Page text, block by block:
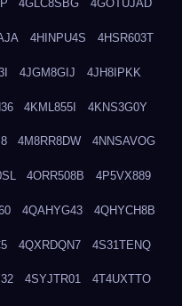
4GLC8SBG 4GOTUJAD
4HINPU4S 4HSR603T
4JGM8GIJ 4JH8IPKK
4KML855I 4KNS3G0Y
4M8RR8DW 4NNSAVOG
4ORR508B 4P5VX889
4QAHYG43 4QHYCH8B
4QXRDQN7 4S31TENQ
4SYJTR01 4T4UXTTO